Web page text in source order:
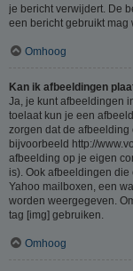
je bericht verwijdert. De
een bericht gebruikt mag
Omhoog
Kan ik afbeeldingen
Ja, je kunt afbeeldingen
toelaat kun je een
zorgen dat de afbeelding
bijvoorbeeld http://
afbeelding op je eigen
is). Ook afbeeldingen
Yahoo mailboxen, een
worden weergegeven.
tag [img] gebruiken.
Omhoog